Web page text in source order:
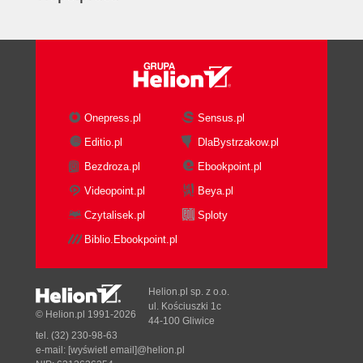
6. Single-Board Computers
The Raspberry Pi
BeagleBone
Boards with 64-Bit Instruction Sets
Using Embedded Linux
Working with SD Cards
Embedded Linux Distributions
Debian
Yocto
Network Configuration
Debugging Network Settings
Running Node.js
Deploy Projects with Git
Onepress.pl
Sensus.pl
Editio.pl
DlaBystrzakow.pl
Bezdroza.pl
Ebookpoint.pl
Videopoint.pl
Beya.pl
Czytalisek.pl
Sploty
Biblio.Ebookpoint.pl
© Helion.pl 1991-2026
Helion.pl sp. z o.o.
ul. Kościuszki 1c
44-100 Gliwice
tel. (32) 230-98-63
e-mail: [wyświetl email]@helion.pl